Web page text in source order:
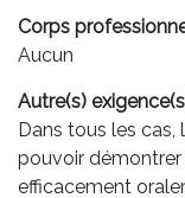
Corps
Aucun
Autre(s)
Dans tous les
pouvoir
efficacement